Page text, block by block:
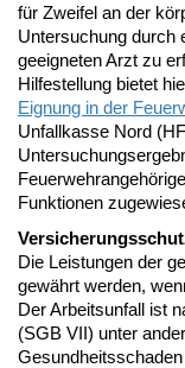
für Zweifel an der
Untersuchung durch
geeigneten Arzt zu
Hilfestellung bietet
Eignung in der
Unfallkasse Nord
Funktionen
Die Leistungen der
gewährt werden,
Der Arbeitsunfall ist
(SGB VII) unter